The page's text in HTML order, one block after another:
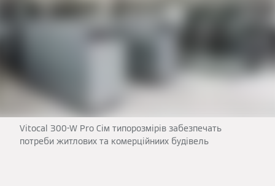
Vitocal 300-W Pro Сім типорозмірів забезпечать
потреби житлових та комерційниих будівель